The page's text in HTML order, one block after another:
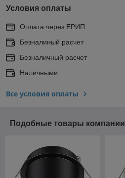
Условия оплаты
Оплата через ЕРИП
Безналиный расчет
Безналичный расчет
Наличными
Все условия оплаты
Подобные товары компании